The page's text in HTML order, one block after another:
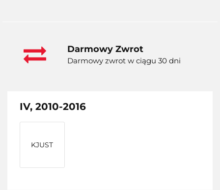
Darmowy Zwrot
Darmowy zwrot w ciągu 30 dni
IV, 2010-2016
KJUST